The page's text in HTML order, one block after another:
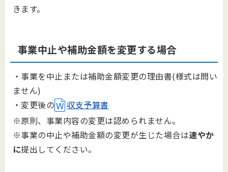
きます。
事業中止や補助金額を変更する場合
・事業を中止または補助金額変更の理由書(様式は問い
ません)
・変更後の
収支予算書
※原則、事業内容の変更は認められません。
※事業の中止や補助金額の変更が生じた場合は速やか
に提出してください。